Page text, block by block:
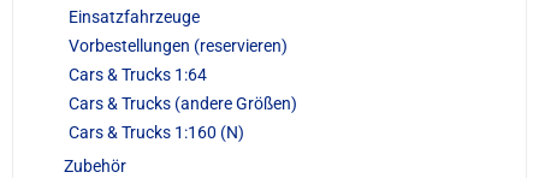
Einsatzfahrzeuge
Vorbestellungen (reservieren)
Cars & Trucks 1:64
Cars & Trucks (andere Größen)
Cars & Trucks 1:160 (N)
Zubehör